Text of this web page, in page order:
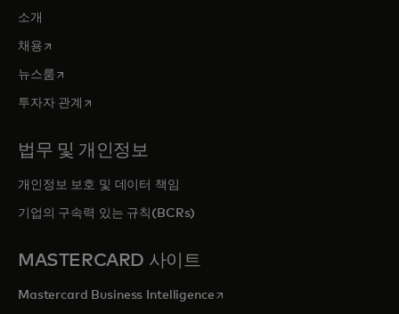
소개
채용새 탭에서 열림
뉴스룸새 탭에서 열림
투자자 관계 새 탭에서 열림
법무 및 개인정보
개인정보 보호 및 데이터 책임
기업의 구속력 있는 규칙(BCRs)
MASTERCARD 사이트
Mastercard Business Intelligence새 탭에서 열림